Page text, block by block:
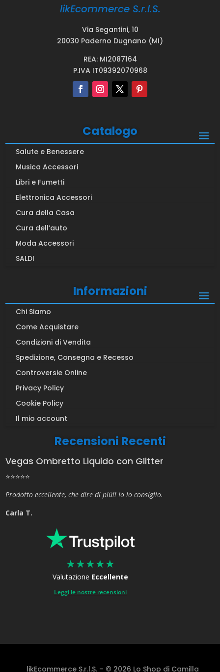
likEcommerce S.r.l.S.
Via Segantini, 10
20030 Paderno Dugnano (MI)
REA: MI2087164
P.IVA IT09392070968
Catalogo
Salute e Benessere
Musica Accessori
Libri e Fumetti
Elettronica Accessori
Cura della Casa
Cura dell’auto
Moda Accessori
SALDI
Informazioni
Chi Siamo
Come Acquistare
Condizioni di Vendita
Spedizione, Consegna e Recesso
Controversie Online
Privacy Policy
Cookie Policy
Il mio account
Recensioni Recenti
Vegas Ombretto Liquido con Glitter
⭐⭐⭐⭐⭐
Prodotto eccellente, che dire di più!! Io lo consiglio.
Carla T.
★★★★★
Valutazione Eccellente
Leggi le nostre recensioni
likEcommerce S.r.l.S. – © 2026 Lo Shop di Camilla